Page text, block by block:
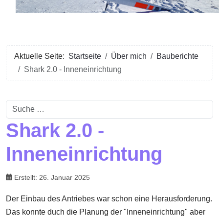
Aktuelle Seite: Startseite Über mich
Bauberichte
Shark 2.0 - Inneneinrichtung
Suchen
Shark 2.0 -
Inneneinrichtung
Erstellt: 26. Januar 2025
Der Einbau des Antriebes war schon eine Herausforderung.
Das konnte duch die Planung der "Inneneinrichtung" aber